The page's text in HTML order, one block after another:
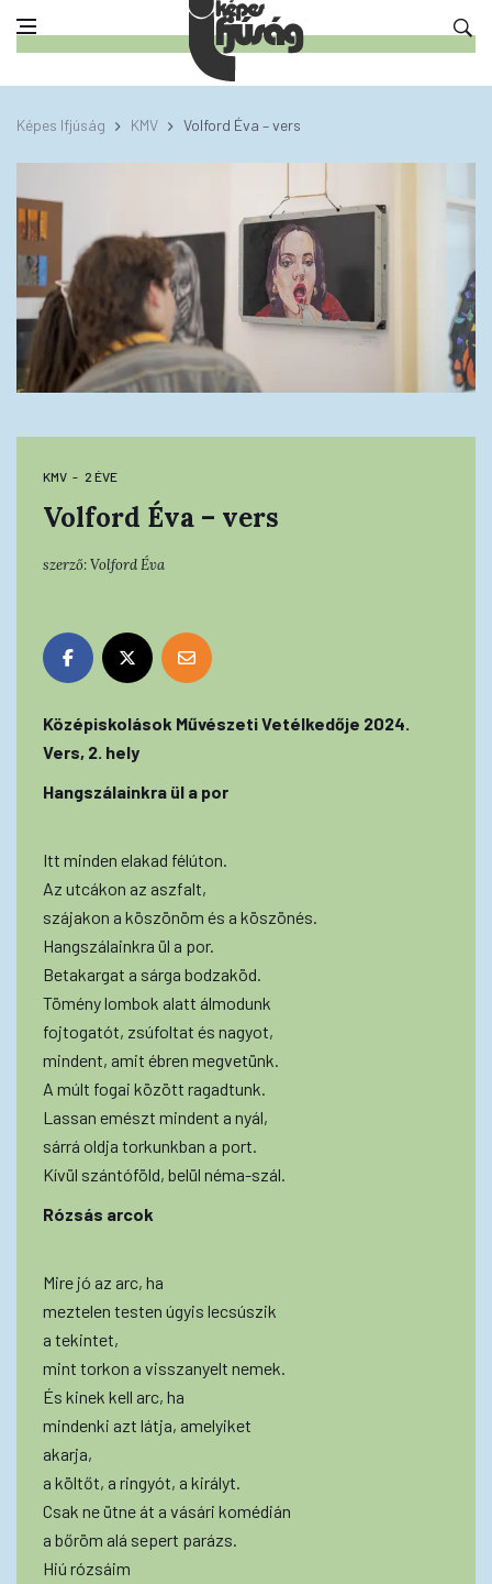
Képes Ifjúság KMV Volford Éva – vers
KMV 2 ÉVE
Volford Éva – vers
szerző:Volford Éva
Középiskolások Művészeti Vetélkedője 2024.
Vers, 2. hely
Hangszálainkra ül a por
Itt minden elakad félúton.
Az utcákon az aszfalt,
szájakon a köszönöm és a köszönés.
Hangszálainkra ül a por.
Betakargat a sárga bodzaköd.
Tömény lombok alatt álmodunk
fojtogatót, zsúfoltat és nagyot,
mindent, amit ébren megvetünk.
A múlt fogai között ragadtunk.
Lassan emészt mindent a nyál,
sárrá oldja torkunkban a port.
Kívül szántóföld, belül néma-szál.
Rózsás arcok
Mire jó az arc, ha
meztelen testen úgyis lecsúszik
a tekintet,
mint torkon a visszanyelt nemek.
És kinek kell arc, ha
mindenki azt látja, amelyiket
akarja,
a költőt, a ringyót, a királyt.
Csak ne ütne át a vásári komédián
a bőröm alá sepert parázs.
Hiú rózsáim